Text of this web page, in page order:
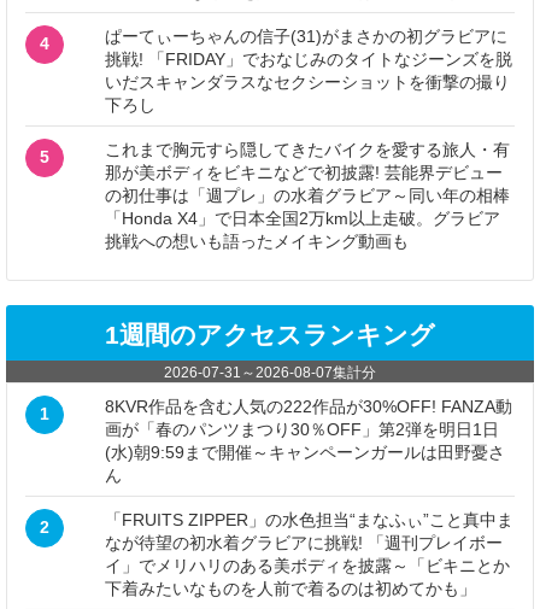
4
ぱーてぃーちゃんの信子(31)がまさかの初グラビアに
挑戦! 「FRIDAY」でおなじみのタイトなジーンズを脱
いだスキャンダラスなセクシーショットを衝撃の撮り
下ろし
5
これまで胸元すら隠してきたバイクを愛する旅人・有
那が美ボディをビキニなどで初披露! 芸能界デビュー
の初仕事は「週プレ」の水着グラビア～同い年の相棒
「Honda X4」で日本全国2万km以上走破。グラビア
挑戦への想いも語ったメイキング動画も
1週間のアクセスランキング
2026-07-31 ～2026-08-07集計分
1
8KVR作品を含む人気の222作品が30%OFF! FANZA動
画が「春のパンツまつり30％OFF」第2弾を明日1日
(水)朝9:59まで開催～キャンペーンガールは田野憂さ
ん
2
「FRUITS ZIPPER」の水色担当“まなふぃ”こと真中ま
なが待望の初水着グラビアに挑戦! 「週刊プレイボー
イ」でメリハリのある美ボディを披露～「ビキニとか
下着みたいなものを人前で着るのは初めてかも」